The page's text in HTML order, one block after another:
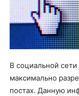
В социальной
максимально
постах. Данную